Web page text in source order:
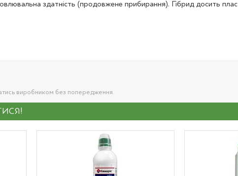
здатність (продовжене прибирання). Гібрид досить
виробником без попередження.